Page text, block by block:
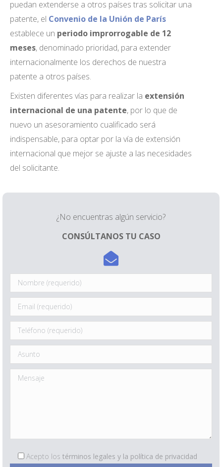
puedan extenderse a otros países tras solicitar una
patente, el Convenio de la Unión de París
establece un periodo improrrogable de 12
meses, denominado prioridad, para extender
internacionalmente los derechos de nuestra
patente a otros países.
Existen diferentes vías para realizar la extensión
internacional de una patente, por lo que de
nuevo un asesoramiento cualificado será
indispensable, para optar por la vía de extensión
internacional que mejor se ajuste a las necesidades
del solicitante.
¿No encuentras algún servicio?
CONSÚLTANOS TU CASO
Acepto los términos legales y la política de privacidad